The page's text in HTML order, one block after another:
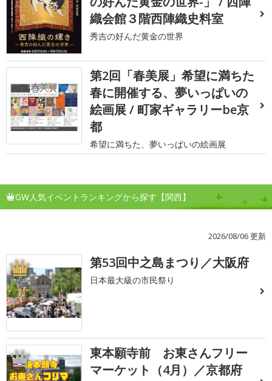
織会館３階西陣織史料室
秀吉の好んだ黄金の世界
第2回「春美展」希望に満ちた
春に開催する、夢いっぱいの
絵画展 / 町家ギャラリーbe京
都
希望に満ちた、夢いっぱいの絵画展
GW人気イベントランキングから探す【関西】
2026/08/06 更新
1 第53回中之島まつり／大阪府
日本最大級の市民祭り
2
東本願寺前 お東さんフリー
マーケット（4月）／京都府